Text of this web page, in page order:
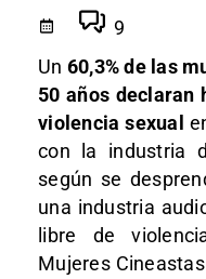
9
Un 60,3% de las
50 años declaran
violencia sexual
con la industria
según se
una industria
libre de
Mujeres